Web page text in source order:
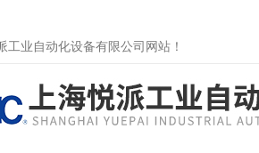
工业自动化设备有限公司网站！